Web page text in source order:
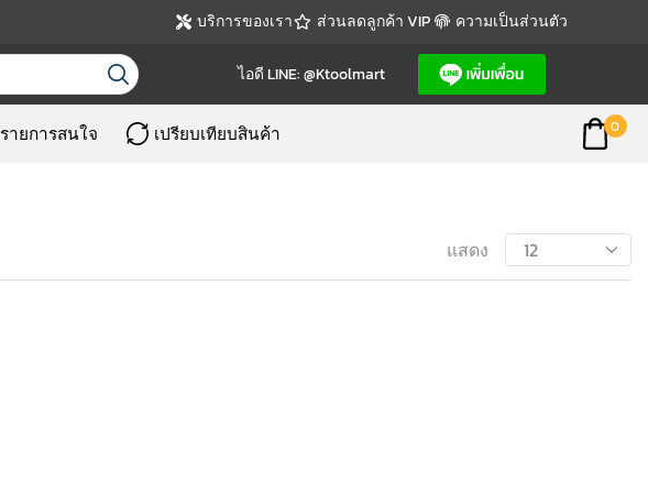
บริการของเรา ส่วนลดลูกค้า VIP ความเป็นส่วนตัว
ไอดี LINE: @ktoolmart
รายการสนใจ เปรียบเทียบสินค้า 0
แสดง